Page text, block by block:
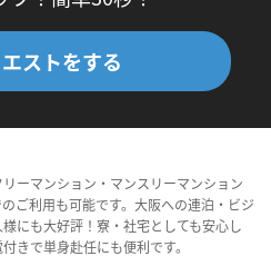
ストをする
ーマンション・マンスリーマンション
ご利用も可能です。大阪への連泊・ビジ
にも大好評！寮・社宅としても安心し
きで単身赴任にも便利です。